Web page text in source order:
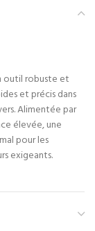
outil robuste et
et précis dans
Alimentée par
élevée, une
pour les
exigeants.